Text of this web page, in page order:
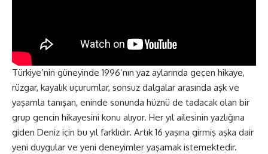
Türkiye’nin güneyinde 1996’nın yaz aylarında geçen hikaye,
rüzgar, kayalık uçurumlar, sonsuz dalgalar arasında aşk ve
yaşamla tanışan, eninde sonunda hüznü de tadacak olan bir
grup gencin hikayesini konu alıyor. Her yıl ailesinin yazlığına
giden Deniz için bu yıl farklıdır. Artık 16 yaşına girmiş aşka dair
yeni duygular ve yeni deneyimler yaşamak istemektedir.